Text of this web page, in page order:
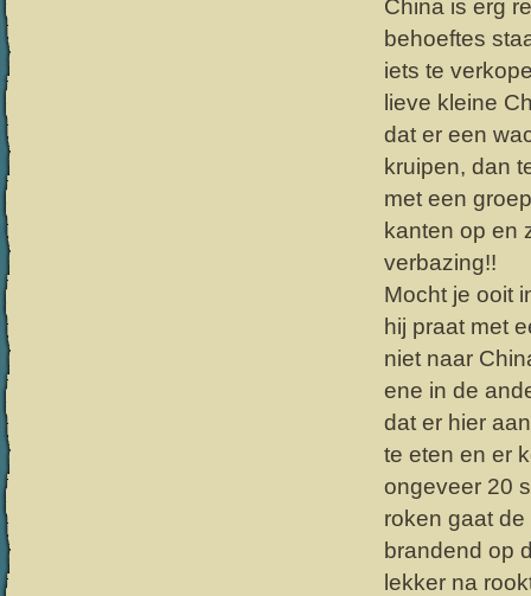
China is erg
behoeftes
iets te
lieve kleine
dat er een
kruipen, dan
met een
kanten op en
verbazing!!
Mocht je ooit
hij praat met
niet naar
ene in de
dat er hier
te eten en er
ongeveer 20
roken gaat
brandend op
lekker na